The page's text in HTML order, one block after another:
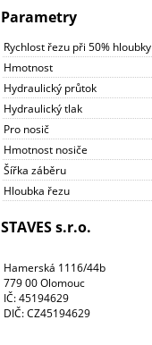
Parametry
Rychlost řezu při 50% hloubky
Hmotnost
Hydraulický průtok
Hydraulický tlak
Pro nosič
Hmotnost nosiče
Šířka záběru
Hloubka řezu
STAVES s.r.o.
Hamerská 1116/44b
779 00 Olomouc
IČ: 45194629
DIČ: CZ45194629